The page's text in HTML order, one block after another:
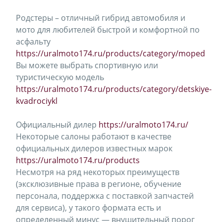
Родстеры – отличный гибрид автомобиля и
мото для любителей быстрой и комфортной по
асфальту
https://uralmoto174.ru/products/category/moped
Вы можете выбрать спортивную или
туристическую модель
https://uralmoto174.ru/products/category/detskiye-
kvadrociykl
Официальный дилер https://uralmoto174.ru/
Некоторые салоны работают в качестве
официальных дилеров известных марок
https://uralmoto174.ru/products
Несмотря на ряд некоторых преимуществ
(эксклюзивные права в регионе, обучение
персонала, поддержка с поставкой запчастей
для сервиса), у такого формата есть и
определенный минус — внушительный порог